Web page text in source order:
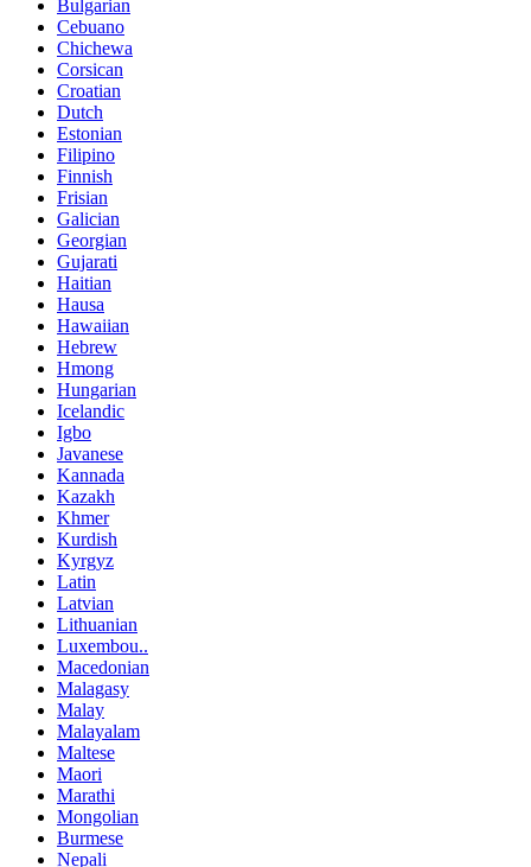
Bulgarian
Cebuano
Chichewa
Corsican
Croatian
Dutch
Estonian
Filipino
Finnish
Frisian
Galician
Georgian
Gujarati
Haitian
Hausa
Hawaiian
Hebrew
Hmong
Hungarian
Icelandic
Igbo
Javanese
Kannada
Kazakh
Khmer
Kurdish
Kyrgyz
Latin
Latvian
Lithuanian
Luxembou..
Macedonian
Malagasy
Malay
Malayalam
Maltese
Maori
Marathi
Mongolian
Burmese
Nepali